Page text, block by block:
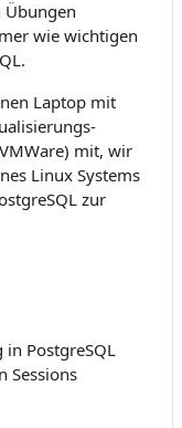
wie wichtigen
Laptop mit
mit, wir
Linux Systems
zur
PostgreSQL
Sessions